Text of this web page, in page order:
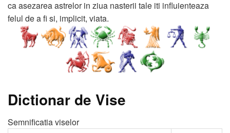
ca asezarea astrelor in ziua nasterii tale iti influienteaza
felul de a fi si, implicit, viata.
Dictionar de Vise
Semnificatia viselor